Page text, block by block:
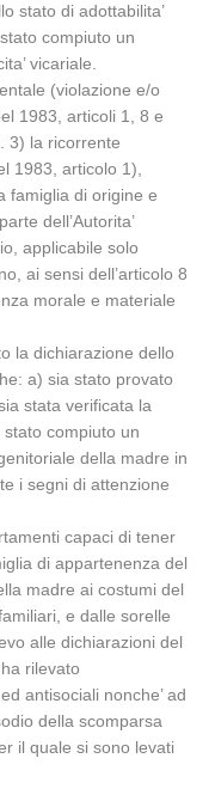
stato di adottabilita’
compiuto un
vicariale.
(violazione e/o
1983, articoli 1, 8 e
3) la ricorrente
1983, articolo 1),
famiglia di origine e
dell’Autorita’
applicabile solo
ai sensi dell’articolo 8
morale e materiale
la dichiarazione dello
a) sia stato provato
stata verificata la
stato compiuto un
della madre in
i segni di attenzione
capaci di tener
di appartenenza del
madre ai costumi del
e dalle sorelle
alle dichiarazioni del
rilevato
antisociali nonche’ ad
della scomparsa
il quale si sono levati